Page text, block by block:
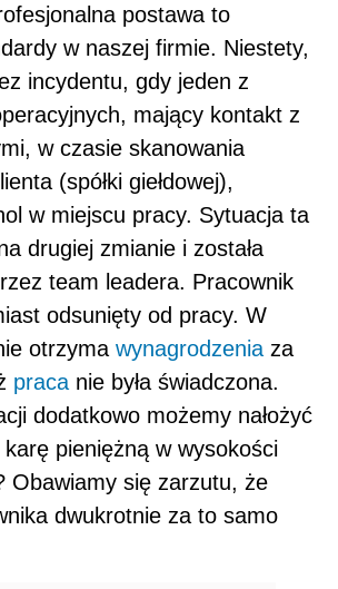
postawa to
w naszej firmie. Niestety,
incydentu, gdy jeden z
mający kontakt z
w czasie skanowania
(spółki giełdowej),
w miejscu pracy. Sytuacja ta
drugiej zmianie i została
team leadera. Pracownik
odsunięty od pracy. W
otrzyma wynagrodzenia za
praca nie była świadczona.
dodatkowo możemy nałożyć
pieniężną w wysokości
Obawiamy się zarzutu, że
dwukrotnie za to samo